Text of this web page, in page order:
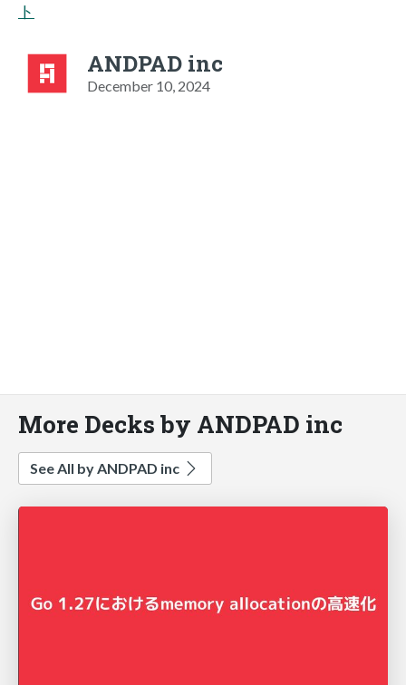
ト
ANDPAD inc
December 10, 2024
More Decks by ANDPAD inc
See All by ANDPAD inc